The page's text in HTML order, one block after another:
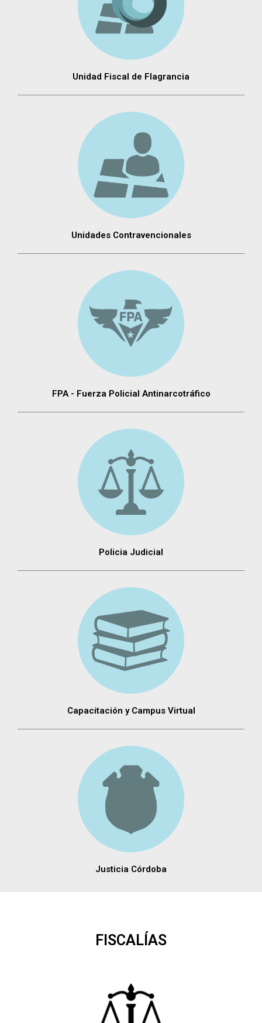
Unidad Fiscal de Flagrancia
Unidades Contravencionales
FPA - Fuerza Policial Antinarcotráfico
Policia Judicial
Capacitación y Campus Virtual
Justicia Córdoba
FISCALÍAS